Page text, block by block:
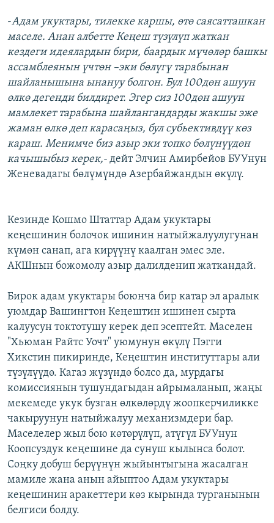
-Адам укуктары, тилекке каршы, өтө саясатташкан
маселе. Анан албетте Кеңеш түзүлүп жаткан
кездеги идеялардын бири, баардык мүчөлөр башкы
ассамблеянын үчтөн –эки бөлүгү тарабынан
шайланышына ынануу болгон. Бул 100дөн ашуун
өлкө дегенди билдирет. Эгер сиз 100дөн ашуун
мамлекет тарабына шайлангандарды жакшы эже
жаман өлкө деп карасаңыз, бул субьективдүү көз
караш. Менимче биз азыр эки топко бөлүнүүдөн
качышыбыз керек,- дейт Элчин Амирбейов БУУнун
Женевадагы бөлүмүндө Азербайжандын өкүлү.
Кезинде Кошмо Штаттар Адам укуктары
кеңешинин болочок ишинин натыйжалуулугунан
күмөн санап, ага кирүүнү каалган эмес эле.
АКШнын божомолу азыр далилденип жаткандай.
Бирок адам укуктары боюнча бир катар эл аралык
уюмдар Вашингтон Кеңештин ишинен сырта
калуусун токтотушу керек деп эсептейт. Маселен
"Хьюман Райтс Уочт" уюмунун өкүлү Пэгги
Хикстин пикиринде, Кеңештин институттары али
түзүлүүдө. Кагаз жүзүндө болсо да, мурдагы
комиссиянын тушундагыдан айрымаланып, жаңы
мекемеде укук бузган өлкөлөрдү жоопкерчиликке
чакыруунун натыйжалуу механизмдери бар.
Маселелер жыл бою көтөрүлүп, атүгүл БУУнун
Коопсуздук кеңешине да сунуш кылынса болот.
Соңку добуш берүүнүн жыйынтыгына жасалган
мамиле жана анын айыптоо Адам укуктары
кеңешинин аракеттери көз кырында турганынын
белгиси болду.